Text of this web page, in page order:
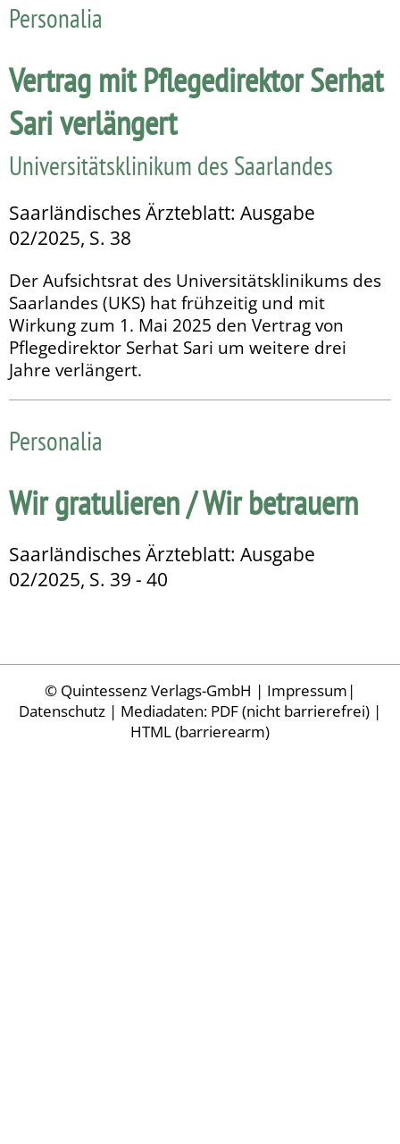
Personalia
Vertrag mit Pflegedirektor Serhat
Sari verlängert
Universitätsklinikum des Saarlandes
Saarländisches Ärzteblatt: Ausgabe
02/2025, S. 38
Der Aufsichtsrat des Uni­ver­sitätsklinikums des
Saar­­landes (UKS) hat frühzeitig und mit
Wirkung zum 1. Mai 2025 den Vertrag von
Pflegedirektor Serhat Sari um weitere drei
Jahre verlängert.
Personalia
Wir gratulieren / Wir betrauern
Saarländisches Ärzteblatt: Ausgabe
02/2025, S. 39 - 40
© Quintessenz Verlags-GmbH | Impressum |
Datenschutz | Mediadaten: PDF (nicht barrierefrei) |
HTML (barrierearm)